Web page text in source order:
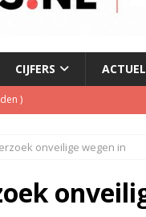
CIJFERS
)
peulenschil voor Meta?
Radio wordt
haalt uit naar Omroep ZWART:
onveilige wegen in